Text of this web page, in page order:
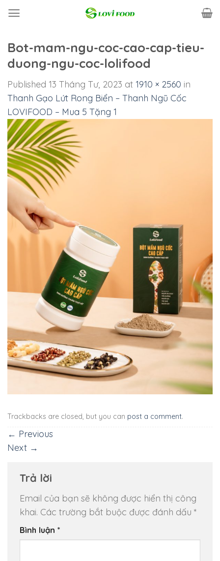
Bot-mam-ngu-coc-cao-cap-tieu-
duong-ngu-coc-lolifood
Published 13 Tháng Tư, 2023 at 1910 × 2560 in
Thanh Gạo Lứt Rong Biển – Thanh Ngũ Cốc
LOVIFOOD – Mua 5 Tặng 1
Trackbacks are closed, but you can post a comment.
← Previous
Next →
Trả lời
Email của bạn sẽ không được hiển thị công
khai. Các trường bắt buộc được đánh dấu *
Bình luận *